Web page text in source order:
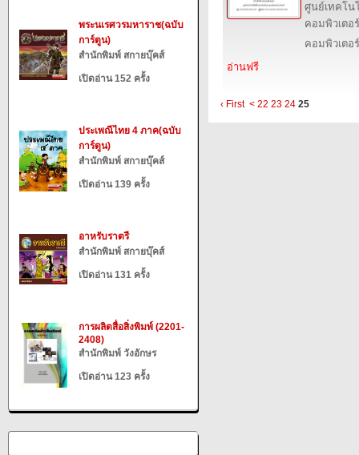
พระนเรศวรมหาราช(ฉบับ
การ์ตูน)
สำนักพิมพ์ สกายบุ๊คส์
เปิดอ่าน 152 ครั้ง
ประเพณีไทย 4 ภาค(ฉบับ
การ์ตูน)
สำนักพิมพ์ สกายบุ๊คส์
เปิดอ่าน 139 ครั้ง
อาหรับราตรี
สำนักพิมพ์ สกายบุ๊คส์
เปิดอ่าน 131 ครั้ง
การผลิตสื่อสิ่งพิมพ์ (2201-
2408)
สำนักพิมพ์ วังอักษร
เปิดอ่าน 123 ครั้ง
ศูนย์เทคโน
คอมพิวเตอ
คอมพิวเตอร์
อ่านฟรี
‹ First < 22 23 24 25